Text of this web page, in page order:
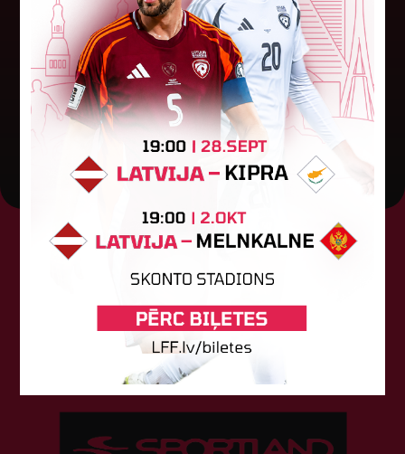
Otrdien Latvijas klubs FK "Auda" aizvadīja UEFA
Konferences līgas kvalifikācijas trešās kārtas
pirmo spēli, savu skatītāju priekšā "Skonto"
stadionā Rīgā ar 1:0 uzveica...
04. augusts 2026.
Tehniskais sponsors